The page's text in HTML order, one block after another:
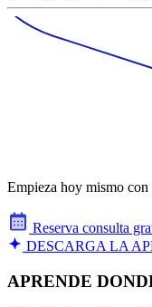
Empieza hoy mismo con
Reserva consulta
DESCARGA LA
APRENDE